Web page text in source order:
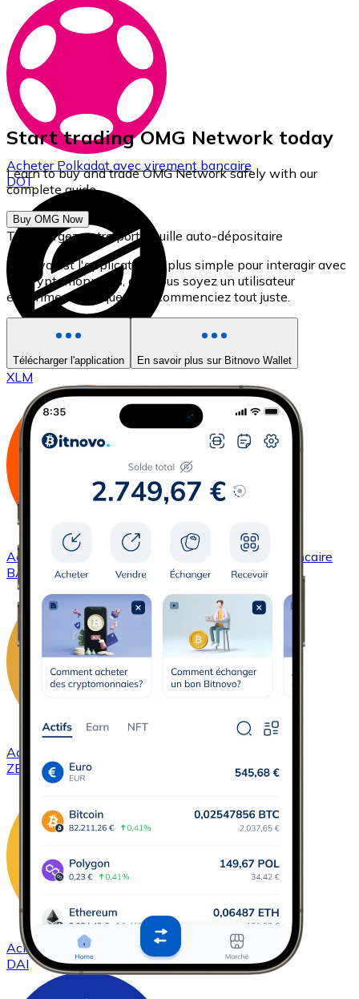
Acheter Polkadotavec virement bancaire
DOT
AcheterStellaravec virement bancaire
XLM
Acheter Basic Attention Token avec virement bancaire
BAT
Acheter
ZEC
Acheter DAIavec virement bancaire
DAI
Start trading OMG Network today
Learn to buy and trade OMG Network safely with our
complete guide.
Buy OMG Now
Téléchargez notre portefeuille auto-dépositaire
Bitnovo est l'application la plus simple pour interagir avec
les cryptomonnaies, que vous soyez un utilisateur
expérimenté ou que vous commenciez tout juste.
Télécharger l'application En savoir plus sur Bitnovo Wallet